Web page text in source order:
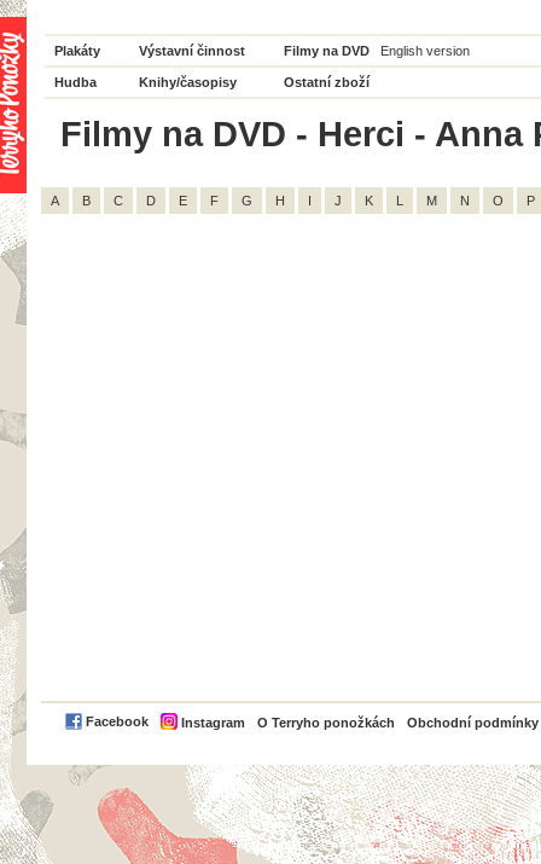
Plakáty Výstavní činnost Filmy na DVD English version
Hudba Knihy/časopisy Ostatní zboží
Filmy na DVD - Herci - Anna
A B C D E F G H I J K L M N O P
Facebook Instagram O Terryho ponožkách Obchodní podmínky
PayPal